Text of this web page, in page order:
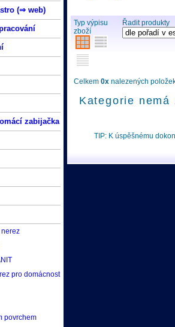
(⇒ web)
zabijačka
nerez
pro domácnost
povrchem
Typ výpisu
zboží
Řadit produkty
Celkem0x nalezených
Kategorie
TIP: K úspěšnému